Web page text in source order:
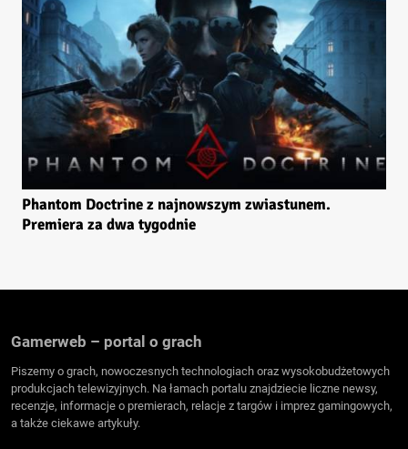
Phantom Doctrine z najnowszym zwiastunem.
Premiera za dwa tygodnie
Gamerweb – portal o grach
Piszemy o grach, nowoczesnych technologiach oraz wysokobudżetowych
produkcjach telewizyjnych. Na łamach portalu znajdziecie liczne newsy,
recenzje, informacje o premierach, relacje z targów i imprez gamingowych,
a także ciekawe artykuły.